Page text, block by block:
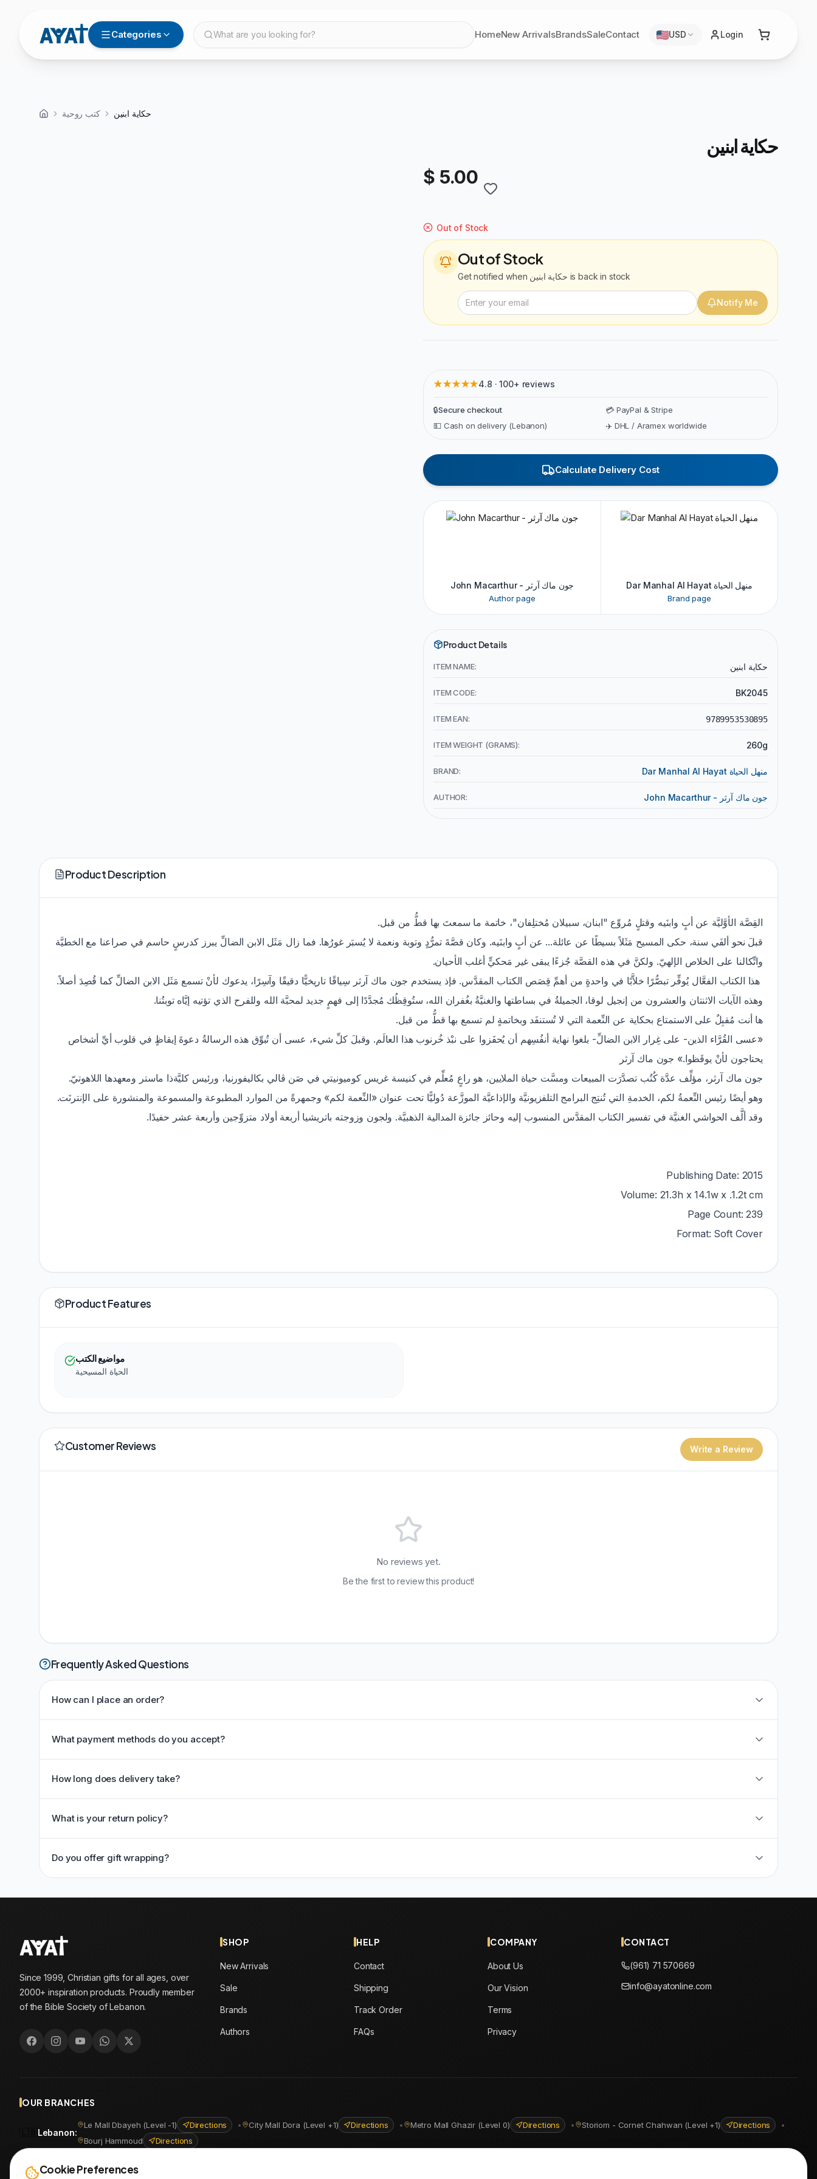
Categories What are you looking for? HomeNew ArrivalsBrandsSaleContact USD Login
كتب روحية حكاية ابنين
حكاية ابنين
$ 5.00
Out of Stock
Out of Stock
Get notified when حكاية ابنين is back in stock
Notify Me
★★★★★4.8 · 100+ reviews
🔒Secure checkout
💳 PayPal & Stripe
💵 Cash on delivery (Lebanon)
✈️ DHL / Aramex worldwide
Calculate Delivery Cost
John Macarthur - جون ماك آرثر
Author page
Dar Manhal Al Hayat منهل الحياة
Brand page
Product Details
ITEM NAME: حكاية ابنين
ITEM CODE: BK2045
ITEM EAN: 9789953530895
ITEM WEIGHT (GRAMS): 260g
BRAND: Dar Manhal Al Hayat منهل الحياة
AUTHOR: John Macarthur - جون ماك آرثر
Product Description
القِصَّة الأوَّليَّة عن أبٍ وابنَيه وقتلٍ مُروِّع "ابنان، سبيلان مُختلِفان"، خاتمة ما سمعتَ بها قطُّ من قبل.
قبلَ نحو ألفَي سنة، حكى المسيح مَثَلاً بسيطًا عن عائلة... عن أبٍ وابنَيه. وكان قصَّةَ تمرُّدٍ وتوبة ونعمة لا يُسبَر غورُها. فما زال مَثَل الابن الضالِّ يبرز كدرسٍ حاسم في صراعنا مع الخطيَّة
واتِّكالنا على الخلاص الإلهيّ. ولكنَّ في هذه القصَّة جُزءًا يبقى غير مَحكيٍّ أغلب الأحيان.
هذا الكتاب الفعَّال يُوفِّر تبصُّرًا خلاَّبًا في واحدةٍ من أهمِّ قِصَص الكتاب المقدَّس. فإذ يستخدم جون ماك آرثر سِياقًا تاريخيًّا دقيقًا وآسِرًا، يدعوك لأنْ تسمع مَثَل الابن الضالِّ كما قُصِدَ أصلاً.
وهذه الآيات الاثنتان والعشرون من إنجيل لوقا، الجميلةُ في بساطتها والغنيَّةُ بغُفران الله، ستُوقِظُك مُجدَّدًا إلى فهمٍ جديد لمحبَّة الله وللفرح الذي تؤتيه إيَّاه توبتُنا.
ها أنت مُقبِلٌ على الاستمتاع بحكاية عن النِّعمة التي لا تُستنفَد وبخاتمةٍ لم تسمع بها قطُّ من قبل.
«عسى القُرَّاء الذين- على غِرار الابن الضالِّ- بلغوا نهاية أنفُسِهم أن يُحفَزوا على نبْذ خُرنوب هذا العالَم. وقبلَ كلِّ شيء، عسى أن تُبوِّق هذه الرسالةُ دعوةَ إيقاظٍ في قلوب أيِّ أشخاص
يحتاجون لأنْ يوقَظوا.» جون ماك آرثر
جون ماك آرثر، مؤلِّف عدَّة كُتُب تصدَّرَت المبيعات ومسَّت حياة الملايين، هو راعٍ مُعلِّم في كنيسة غريس كوميونيتي في صَن ڤالي بكاليفورنيا، ورئيس كليَّة ذا ماستر ومعهدها اللاهوتيّ.
وهو أيضًا رئيس النِّعمةُ لكم، الخدمةِ التي تُنتِج البرامج التلفزيونيَّة والإذاعيَّة الموزَّعة دُوليًّا تحت عنوان «النِّعمة لكم» وجمهرةً من الموارد المطبوعة والمسموعة والمنشورة على الإنترنَت.
وقد ألَّف الحواشي الغنيَّة في تفسير الكتاب المقدَّس المنسوب إليه وحائز جائزة المدالية الذهبيَّة. ولجون وزوجته باتريشيا أربعة أولاد متزوِّجين وأربعة عشر حفيدًا.
Publishing Date: 2015
Volume: 21.3h x 14.1w x .1.2t cm
Page Count: 239
Format: Soft Cover
Product Features
مواضيع الكتب
الحياة المسيحية
Customer Reviews Write a Review
No reviews yet.
Be the first to review this product!
Frequently Asked Questions
How can I place an order?
What payment methods do you accept?
How long does delivery take?
What is your return policy?
Do you offer gift wrapping?
Since 1999, Christian gifts for all ages, over
2000+ inspiration products. Proudly member
of the Bible Society of Lebanon.
SHOP
New Arrivals
Sale
Brands
Authors
HELP
Contact
Shipping
Track Order
FAQs
COMPANY
About Us
Our Vision
Terms
Privacy
CONTACT
(961) 71 570669
info@ayatonline.com
OUR BRANCHES
Lebanon:
Le Mall Dbayeh (Level -1) Directions • City Mall Dora (Level +1) Directions • Metro Mall Ghazir (Level 0) Directions • Storiom - Cornet Chahwan (Level +1) Directions
•
Bourj Hammoud
Directions
Cookie Preferences